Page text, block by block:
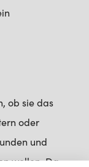
ob sie das
oder
und
wollen. Da